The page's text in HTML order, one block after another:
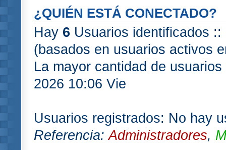
¿QUIÉN ESTÁ CONECTADO?
Hay 6 Usuarios identificados
(basados en usuarios activos
La mayor cantidad de
2026 10:06 Vie
Usuarios registrados: No hay
Referencia:Administradores,